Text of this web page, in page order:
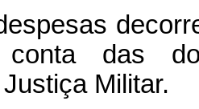
das
Militar.